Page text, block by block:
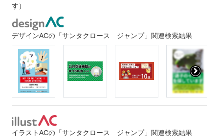
す）
デザインACの「サンタクロース ジャンプ」関連検索結果
イラストACの「サンタクロース ジャンプ」関連検索結果